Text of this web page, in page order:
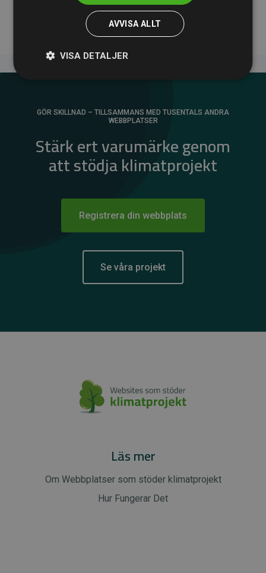
arbetssätt ger mätbar klimatnytta.
GÖR SKILLNAD – TILLSAMMANS MED TUSENTALS ANDRA
WEBBPLATSER
Stärk ert varumärke genom
att stödja klimatprojekt
Registrera din webbplats
Se våra projekt
Läs mer
Om Webbplatser som stöder klimatprojekt
Hur Fungerar Det
AVVISA ALLT
VISA DETALJER